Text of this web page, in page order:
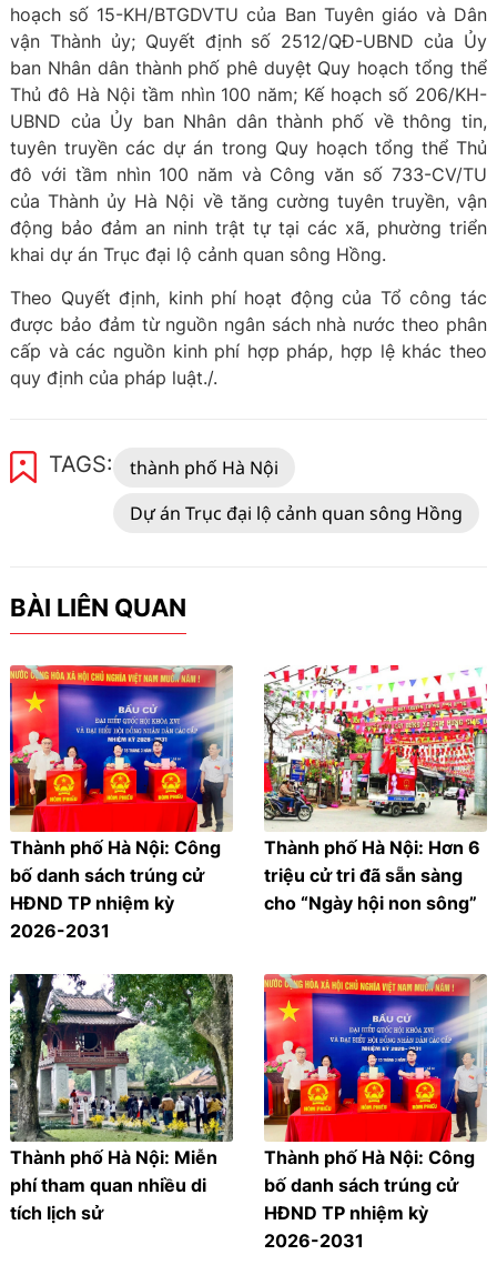
hoạch số 15-KH/BTGDVTU của Ban Tuyên giáo và Dân
vận Thành ủy; Quyết định số 2512/QĐ-UBND của Ủy
ban Nhân dân thành phố phê duyệt Quy hoạch tổng thể
Thủ đô Hà Nội tầm nhìn 100 năm; Kế hoạch số 206/KH-
UBND của Ủy ban Nhân dân thành phố về thông tin,
tuyên truyền các dự án trong Quy hoạch tổng thể Thủ
đô với tầm nhìn 100 năm và Công văn số 733-CV/TU
của Thành ủy Hà Nội về tăng cường tuyên truyền, vận
động bảo đảm an ninh trật tự tại các xã, phường triển
khai dự án Trục đại lộ cảnh quan sông Hồng.
Theo Quyết định, kinh phí hoạt động của Tổ công tác
được bảo đảm từ nguồn ngân sách nhà nước theo phân
cấp và các nguồn kinh phí hợp pháp, hợp lệ khác theo
quy định của pháp luật./.
TAGS:
thành phố Hà Nội
Dự án Trục đại lộ cảnh quan sông Hồng
BÀI LIÊN QUAN
Thành phố Hà Nội: Công
bố danh sách trúng cử
HĐND TP nhiệm kỳ
2026-2031
Thành phố Hà Nội: Hơn 6
triệu cử tri đã sẵn sàng
cho “Ngày hội non sông”
Thành phố Hà Nội: Miễn
phí tham quan nhiều di
tích lịch sử
Thành phố Hà Nội: Công
bố danh sách trúng cử
HĐND TP nhiệm kỳ
2026-2031